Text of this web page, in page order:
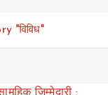
"विविध"